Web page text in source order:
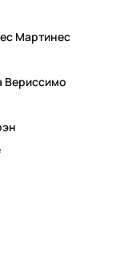
Мартинес
Вериссимо